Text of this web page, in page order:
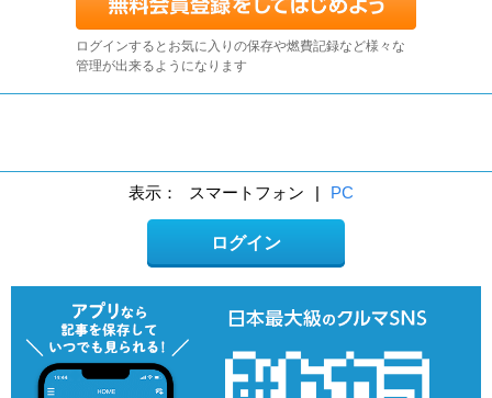
ログインするとお気に入りの保存や燃費記録など様々な
管理が出来るようになります
表示： スマートフォン | PC
ログイン